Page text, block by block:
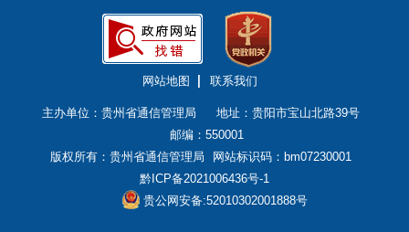
网站地图 联系我们
主办单位：贵州省通信管理局
地址：贵阳市宝山北路39号
邮编：550001
版权所有：贵州省通信管理局
网站标识码：bm07230001
黔ICP备2021006436号-1
贵公网安备:52010302001888号